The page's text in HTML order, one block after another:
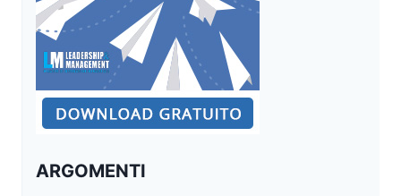
ARGOMENTI